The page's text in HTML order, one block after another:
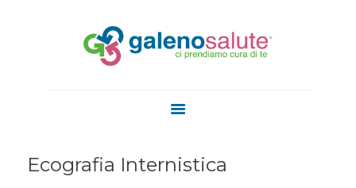
SERVIZI
Ecografia Internistica